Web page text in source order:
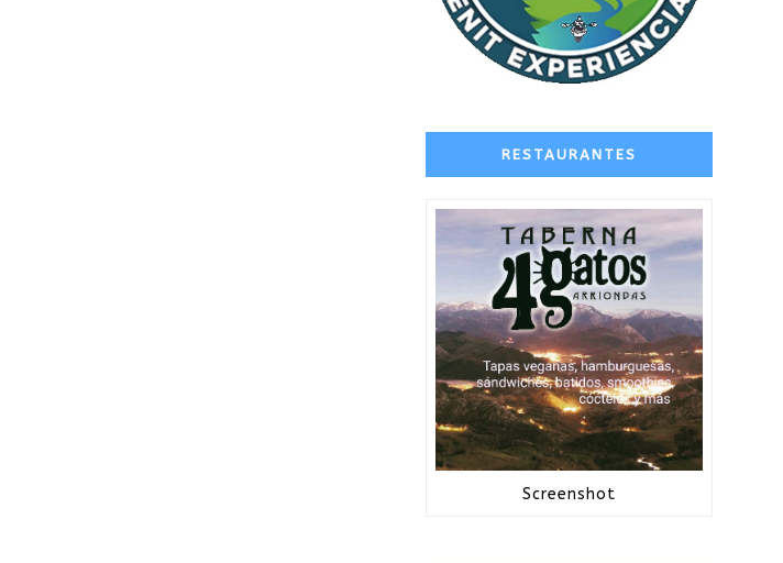
RESTAURANTES
Screenshot